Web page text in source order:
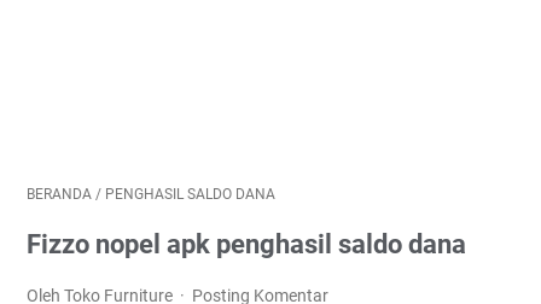
BERANDA / PENGHASIL SALDO DANA
Fizzo nopel apk penghasil saldo dana
Oleh Toko Furniture Posting Komentar